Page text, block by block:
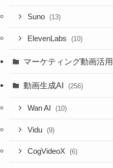
Suno (13)
ElevenLabs (10)
マーケティング動画活用
動画生成AI (256)
Wan AI (10)
Vidu (9)
CogVideoX (6)